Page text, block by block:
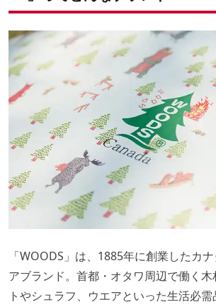
「WOODS」は、1885年に創業したカ
アブランド。首都・オタワ周辺で働く
トやシュラフ、ウエアといった生活必